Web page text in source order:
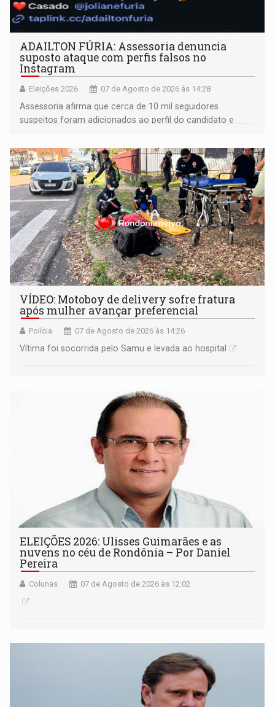
ADAILTON FÚRIA: Assessoria denuncia
suposto ataque com perfis falsos no
Instagram
Eleições 2026 07 de Agosto de 2026 às 14:28
Assessoria afirma que cerca de 10 mil seguidores
suspeitos foram adicionados ao perfil do candidato e
remover as contas
VÍDEO: Motoboy de delivery sofre fratura
após mulher avançar preferencial
Polícia 07 de Agosto de 2026 às 14:26
Vítima foi socorrida pelo Samu e levada ao hospital
ELEIÇÕES 2026: Ulisses Guimarães e as
nuvens no céu de Rondônia – Por Daniel
Pereira
Colunas 07 de Agosto de 2026 às 12:02